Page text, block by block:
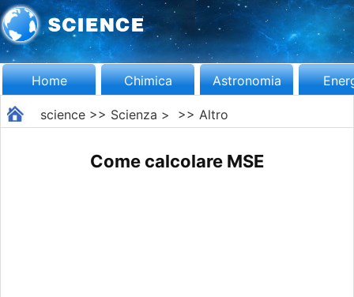
Home Chimica Astronomia
science>> Scienza > >> Altro
Come calcolare MSE